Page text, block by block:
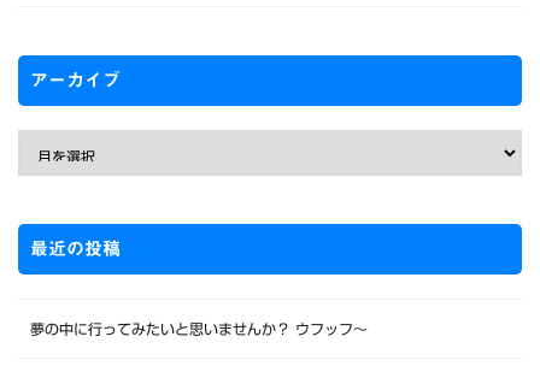
アーカイブ
最近の投稿
夢の中に行ってみたいと思いませんか？ ウフッフ～